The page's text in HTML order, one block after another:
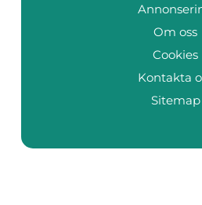
Om oss
Cookies
Kontakta
Sitemap